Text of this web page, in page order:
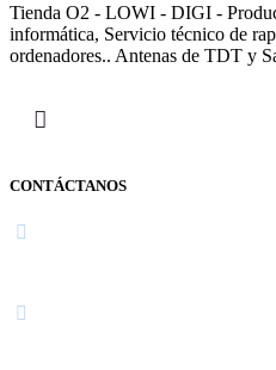
Tienda O2 - LOWI - DIGI -
informática, Servicio técnico de
ordenadores.. Antenas de TDT y
CONTÁCTANOS